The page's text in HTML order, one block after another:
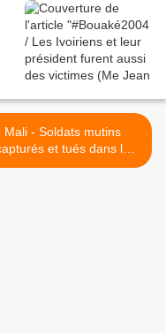
Mali - Soldats mutins
et tués dans le
cadre d’une purge -